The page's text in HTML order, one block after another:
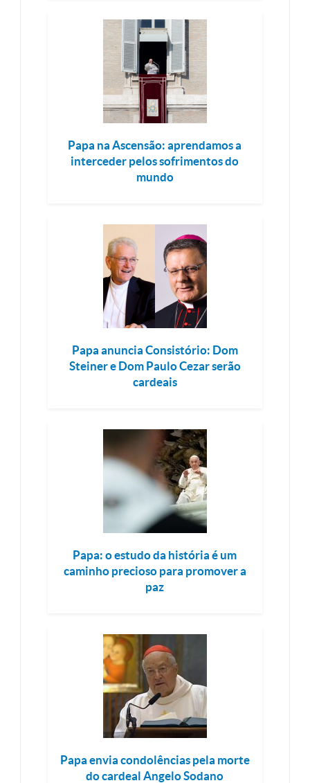
Papa na Ascensão: aprendamos a
interceder pelos sofrimentos do
mundo
Papa anuncia Consistório: Dom
Steiner e Dom Paulo Cezar serão
cardeais
Papa: o estudo da história é um
caminho precioso para promover a
paz
Papa envia condolências pela morte
do cardeal Angelo Sodano